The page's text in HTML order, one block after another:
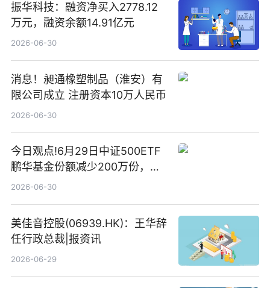
振华科技：融资净买入2778.12
万元，融资余额14.91亿元
2026-06-30
消息！昶通橡塑制品（淮安）有
限公司成立 注册资本10万人民币
2026-06-30
今日观点!6月29日中证500ETF
鹏华基金份额减少200万份，重
仓股亨通光电、赤峰黄金、佰维
2026-06-30
美佳音控股(06939.HK)：王华辞
任行政总裁|报资讯
2026-06-29